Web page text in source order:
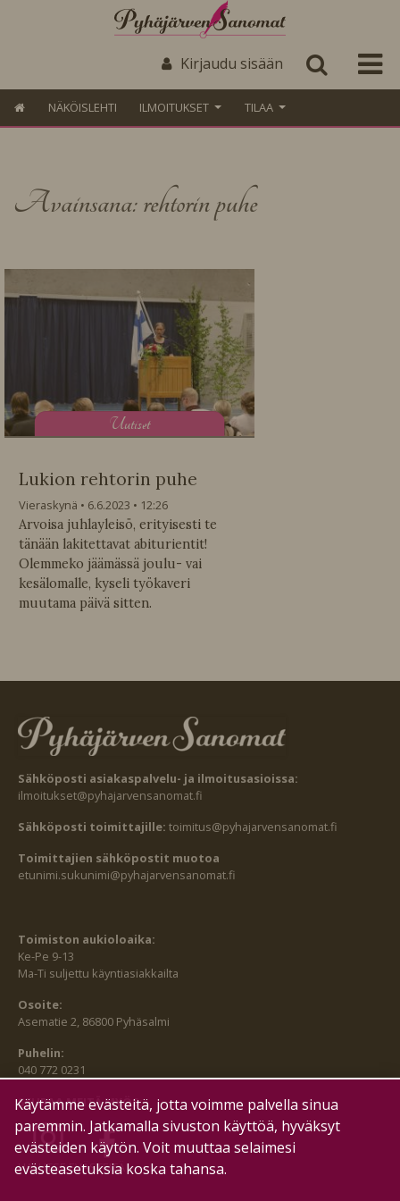
Kirjaudu sisään
NÄKÖISLEHTI ILMOITUKSET TILAA
Avainsana: rehtorin puhe
Uutiset
Lukion rehtorin puhe
Vieraskynä 6.6.2023
12:26
Arvoisa juhlayleisö, erityisesti te
tänään lakitettavat abiturientit!
Olemmeko jäämässä joulu- vai
kesälomalle, kyseli työkaveri
muutama päivä sitten.
Sähköposti asiakaspalvelu- ja ilmoitusasioissa:
ilmoitukset@pyhajarvensanomat.fi
Sähköposti toimittajille: toimitus@pyhajarvensanomat.fi
Toimittajien sähköpostit muotoa
etunimi.sukunimi@pyhajarvensanomat.fi
Toimiston aukioloaika:
Ke-Pe 9-13
Ma-Ti suljettu käyntiasiakkailta
Osoite:
Asematie 2, 86800 Pyhäsalmi
Puhelin:
040 772 0231
SEURAA MEITÄ MYÖS:
HALLITSE EVÄSTEITÄ
Käytämme evästeitä, jotta voimme palvella sinua
paremmin. Jatkamalla sivuston käyttöä, hyväksyt
evästeiden käytön. Voit muuttaa selaimesi
evästeasetuksia koska tahansa.